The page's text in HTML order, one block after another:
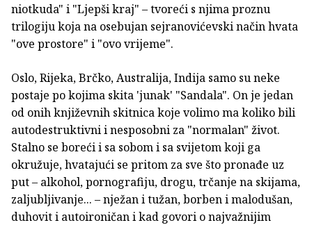
niotkuda" i "Ljepši kraj" – tvoreći s njima proznu
trilogiju koja na osebujan sejranovićevski način hvata
"ove prostore" i "ovo vrijeme".
Oslo, Rijeka, Brčko, Australija, Indija samo su neke
postaje po kojima skita 'junak' "Sandala". On je jedan
od onih književnih skitnica koje volimo ma koliko bili
autodestruktivni i nesposobni za "normalan" život.
Stalno se boreći i sa sobom i sa svijetom koji ga
okružuje, hvatajući se pritom za sve što pronađe uz
put – alkohol, pornografiju, drogu, trčanje na skijama,
zaljubljivanje... – nježan i tužan, borben i malodušan,
duhovit i autoironičan i kad govori o najvažnijim